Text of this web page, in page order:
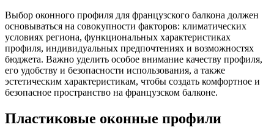
Выбор оконного профиля для французского балкона должен
основываться на совокупности факторов: климатических
условиях региона, функциональных характеристиках
профиля, индивидуальных предпочтениях и возможностях
бюджета. Важно уделить особое внимание качеству профиля,
его удобству и безопасности использования, а также
эстетическим характеристикам, чтобы создать комфортное и
безопасное пространство на французском балконе.
Пластиковые оконные профили